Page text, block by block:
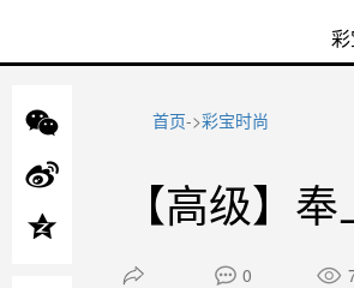
首页->彩宝时尚
【高级】
0